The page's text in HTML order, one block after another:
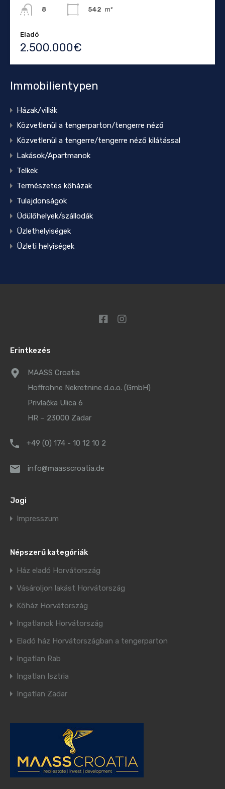
8
542 m²
Eladó
2.500.000€
Immobilientypen
Házak/villák
Közvetlenül a tengerparton/tengerre néző
Közvetlenül a tengerre/tengerre néző kilátással
Lakások/Apartmanok
Telkek
Természetes kőházak
Tulajdonságok
Üdülőhelyek/szállodák
Üzlethelyiségek
Üzleti helyiségek
Erintkezés
MAASS Croatia
Hoffrohne Nekretnine d.o.o. (GmbH)
Privlačka Ulica 6
HR – 23000 Zadar
+49 (0) 174 - 10 12 10 2
info@maasscroatia.de
Jogi
Impresszum
Népszerű kategóriák
Ház eladó Horvátország
Vásároljon lakást Horvátország
Kőház Horvátország
Ingatlanok Horvátország
Eladó ház Horvátországban a tengerparton
Ingatlan Rab
Ingatlan Isztria
Ingatlan Zadar